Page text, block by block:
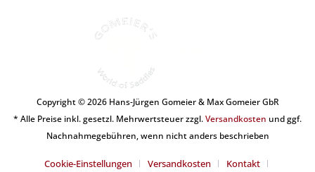
Copyright © 2026 Hans-Jürgen Gomeier & Max Gomeier GbR
* Alle Preise inkl. gesetzl. Mehrwertsteuer zzgl.Versandkosten und ggf.
Nachnahmegebühren, wenn nicht anders beschrieben
Cookie-Einstellungen Versandkosten Kontakt